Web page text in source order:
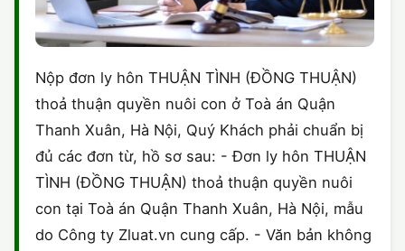
Nộp đơn ly hôn THUẬN TÌNH (ĐỒNG THUẬN)
thoả thuận quyền nuôi con ở Toà án Quận
Thanh Xuân, Hà Nội, Quý Khách phải chuẩn bị
đủ các đơn từ, hồ sơ sau: - Đơn ly hôn THUẬN
TÌNH (ĐỒNG THUẬN) thoả thuận quyền nuôi
con tại Toà án Quận Thanh Xuân, Hà Nội, mẫu
do Công ty Zluat.vn cung cấp. - Văn bản không